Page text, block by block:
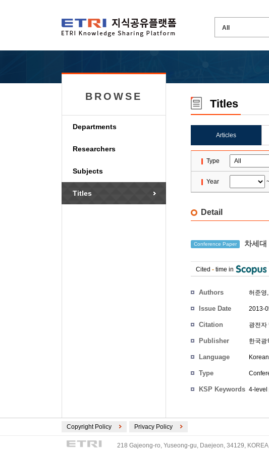
BROWSE
Departments
Researchers
Subjects
Titles
Titles
Articles
Type
Year
Detail
Conference Paper 차세
Cited - time in
Authors 허준영,
Issue Date 2013-
Citation 광전자
Publisher 한국광
Language Korean
Type
KSP Keywords 4-level
Copyright Policy Privacy Policy
218 Gajeong-ro, Yuseong-gu, Daejeon, 34129,